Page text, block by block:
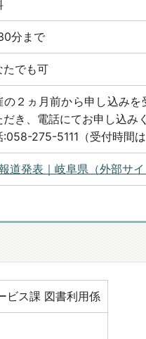
分まで
たでも可
の２ヵ月前から申し込み
だき、電話にてお申し込み
:058-275-5111（受付時間
道発表｜岐阜県（外部サイ
ビス課 図書利用係